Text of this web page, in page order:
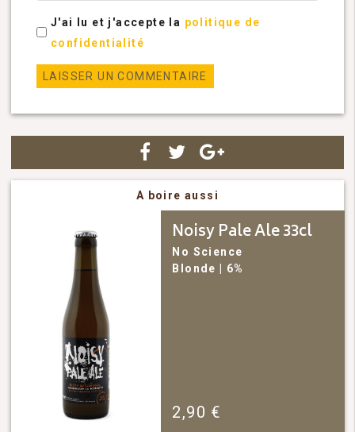
J'ai lu et j'accepte la politique de
confidentialité
A boire aussi
Noisy Pale Ale 33cl
No Science
Blonde
| 6%
2,90 €